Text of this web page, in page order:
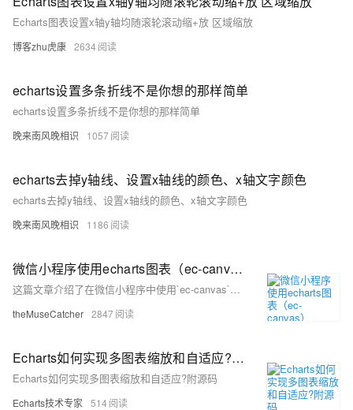
Echarts图表设置x轴y轴均随滚轮滚动缩+放 区域缩放
博客zhu虎康 2634
echarts设置多条折线不是你想的那样简单
echarts设置多条折线不是你想的那样简单
晚来南风晚相识 1057
echarts去掉y轴线、设置x轴线的颜色、x轴文字颜色
echarts去掉y轴线、设置x轴线的颜色、x轴文字颜色
晚来南风晚相识 1186
微信小程序使用echarts图表（ec-canvas）
这篇文章介绍了在微信小程序中使用`ec-canvas`集成echarts图表的方法，包括解决加载时报错的问题、配置图表组件、以及在小程序页面中引入和使用这些图表组件的步骤。
theMuseCatcher 2847
Echarts如何实现多图表缩放和自适应?附源码
Echarts如何实现多图表缩放和自适应?附源码
Echarts技术专家 514